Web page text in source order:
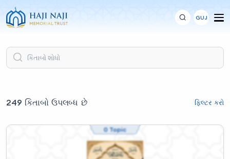
GUJ
249 કિતાબો ઉપલબ્ધ છે ફિલ્ટર કરો
0 Topic